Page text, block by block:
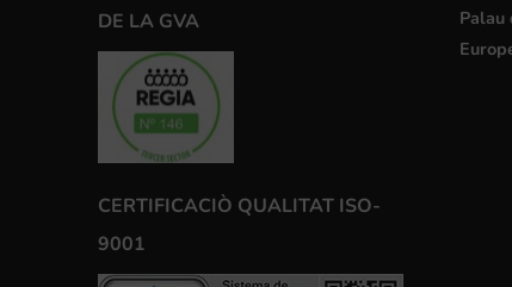
DE LA GVA
CERTIFICACIÒ QUALITAT ISO-
9001
Palau